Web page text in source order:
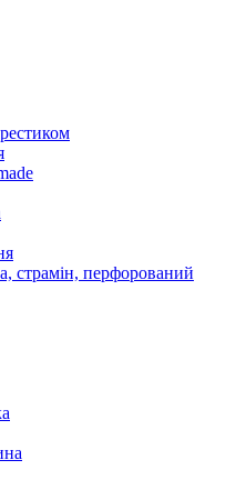
страмін, перфорований